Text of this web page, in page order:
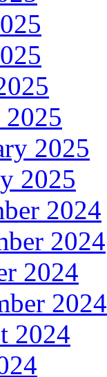
2025
2025
2024
2024
2024
2024
2024